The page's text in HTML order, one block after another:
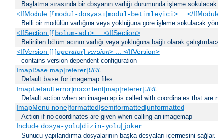
Başlatma sırasında bir dosyanın varlığı durumunda işleme
<IfModule [!]modül-dosyası|modül-betimleyici> ... </
Belli bir modülün varlığına veya yokluğuna göre işleme sokulacak
<IfSection [!]bölüm-adı> ... </IfSection>
Belirtilen bölüm adının varlığı veya yokluğuna bağlı olarak
<IfVersion [[!]operator] version> ... </IfVersion>
contains version dependent configuration
ImapBase map|referer|URL
Default base for imagemap files
ImapDefault error|nocontent|map|referer|URL
Default action when an imagemap is called with coordinates that are
ImapMenu none|formatted|semiformatted|unformatted
Action if no coordinates are given when calling an imagemap
Include dosya-yolu|dizin-yolu|joker
Sunucu yapılandırma dosyalarının başka dosyaları içermesini sağlar.